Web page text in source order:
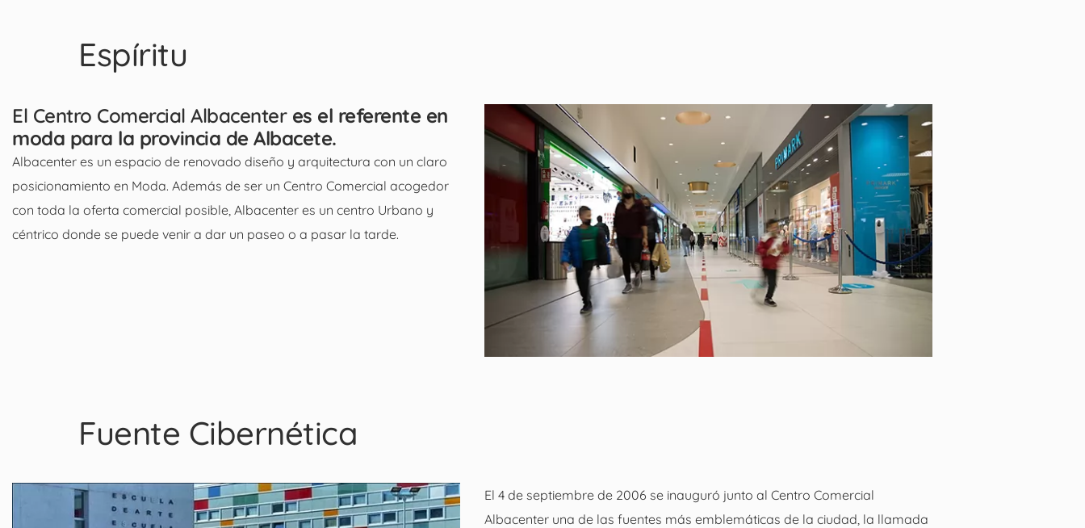
Espíritu
El Centro Comercial Albacenteres el referente en
moda para la provincia de Albacete.
Albacenter es un espacio de renovado diseño y arquitectura con un claro
posicionamiento en Moda. Además de ser un Centro Comercial acogedor
con toda la oferta comercial posible, Albacenter es un centro Urbano y
céntrico donde se puede venir a dar un paseo o a pasar la tarde.
Fuente Cibernética
El 4 de septiembre de 2006 se inauguró junto al Centro Comercial
Albacenter una de las fuentes más emblemáticas de la ciudad, la llamada